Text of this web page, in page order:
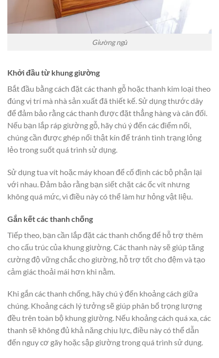
Giường ngủ
Khởi đầu từ khung giường
Bắt đầu bằng cách đặt các thanh gỗ hoặc thanh kim loại theo
đúng vị trí mà nhà sản xuất đã thiết kế. Sử dụng thước dây
để đảm bảo rằng các thanh được đặt thẳng hàng và cân đối.
Nếu bạn lắp ráp giường gỗ, hãy chú ý đến các điểm nối,
chúng cần được ghép nối thật kín để tránh tình trạng lỏng
lẻo trong suốt quá trình sử dụng.
Sử dụng tua vít hoặc máy khoan để cố định các bộ phận lại
với nhau. Đảm bảo rằng bạn siết chặt các ốc vít nhưng
không quá mức, vì điều này có thể làm hư hỏng vật liệu.
Gắn kết các thanh chống
Tiếp theo, bạn cần lắp đặt các thanh chống để hỗ trợ thêm
cho cấu trúc của khung giường. Các thanh này sẽ giúp tăng
cường độ vững chắc cho giường, hỗ trợ tốt cho đệm và tạo
cảm giác thoải mái hơn khi nằm.
Khi gắn các thanh chống, hãy chú ý đến khoảng cách giữa
chúng. Khoảng cách lý tưởng sẽ giúp phân bổ trọng lượng
đều trên toàn bộ khung giường. Nếu khoảng cách quá xa, các
thanh sẽ không đủ khả năng chịu lực, điều này có thể dẫn
đến nguy cơ gãy hoặc sập giường trong quá trình sử dụng.